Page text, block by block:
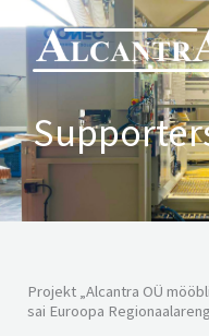
content
Projekt „Alcantra OÜ
sai Euroopa